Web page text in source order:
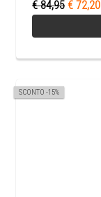
€ 84,95 € 72,20
SCONTO -15%